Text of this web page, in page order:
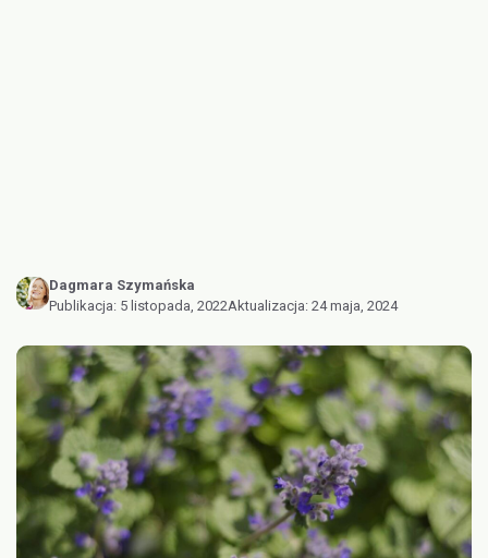
Dagmara Szymańska
Publikacja: 5 listopada, 2022Aktualizacja: 24 maja, 2024